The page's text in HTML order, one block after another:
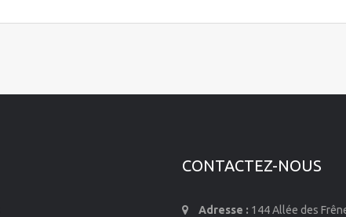
CONTACTEZ-NOUS
Adresse : 144 Allée des